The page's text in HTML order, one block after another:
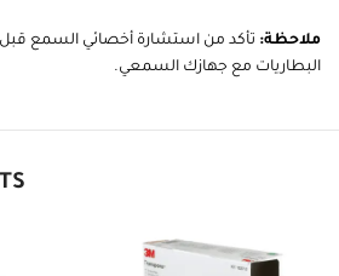
ملاحظة: تأكد من استشارة أخصائي السمع
البطاريات مع جهازك السمعي.